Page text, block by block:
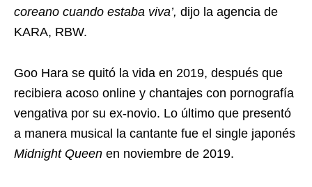
coreano cuando estaba viva’, dijo la agencia de
KARA, RBW.
Goo Hara se quitó la vida en 2019, después que
recibiera acoso online y chantajes con pornografía
vengativa por su ex-novio. Lo último que presentó
a manera musical la cantante fue el single japonés
Midnight Queen en noviembre de 2019.